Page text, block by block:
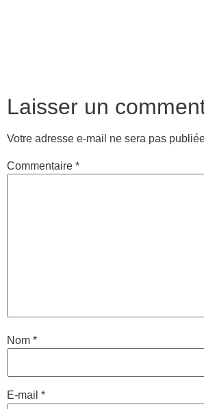
Laisser un
Votre adresse e-mail ne sera pas
Commentaire *
Nom *
E-mail *